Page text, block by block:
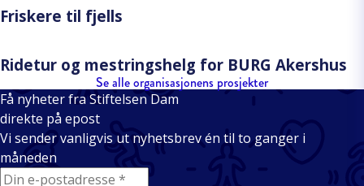
Friskere til fjells
Ridetur og mestringshelg for BURG Akershus
Se alle organisasjonens prosjekter
Få nyheter fra Stiftelsen Dam
direkte på epost
Vi sender vanligvis ut nyhetsbrev én til to ganger i
måneden
E-mail